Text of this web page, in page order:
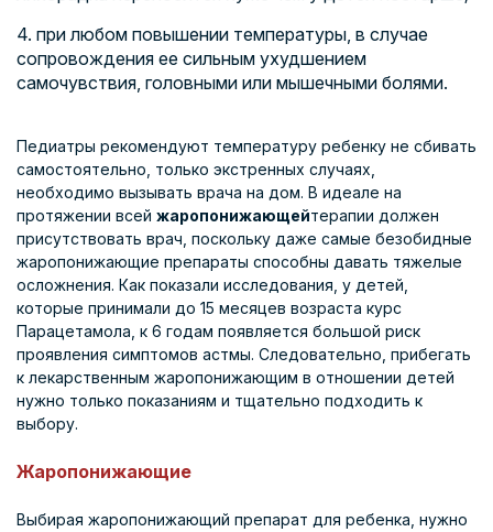
4. при любом повышении температуры, в случае
сопровождения ее сильным ухудшением
самочувствия, головными или мышечными болями.
Педиатры рекомендуют температуру ребенку не сбивать
самостоятельно, только экстренных случаях,
необходимо вызывать врача на дом. В идеале на
протяжении всей жаропонижающейтерапии должен
присутствовать врач, поскольку даже самые безобидные
жаропонижающие препараты способны давать тяжелые
осложнения. Как показали исследования, у детей,
которые принимали до 15 месяцев возраста курс
Парацетамола, к 6 годам появляется большой риск
проявления симптомов астмы. Следовательно, прибегать
к лекарственным жаропонижающим в отношении детей
нужно только показаниям и тщательно подходить к
выбору.
Жаропонижающие
Выбирая жаропонижающий препарат для ребенка, нужно